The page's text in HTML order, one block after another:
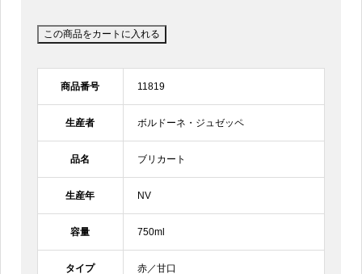
商品番号 11819
生産者 ボルドーネ・ジュゼッペ
品名 ブリカート
生産年 NV
容量 750ml
タイプ 赤／甘口